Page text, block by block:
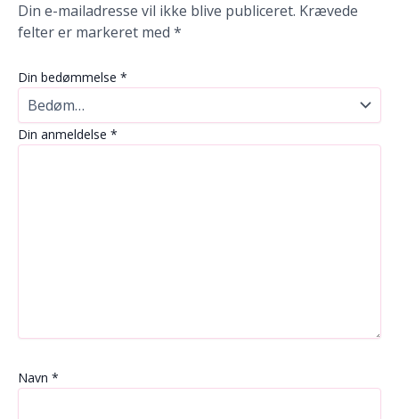
Din e-mailadresse vil ikke blive publiceret. Krævede
felter er markeret med *
Din bedømmelse *
Din anmeldelse *
Navn *